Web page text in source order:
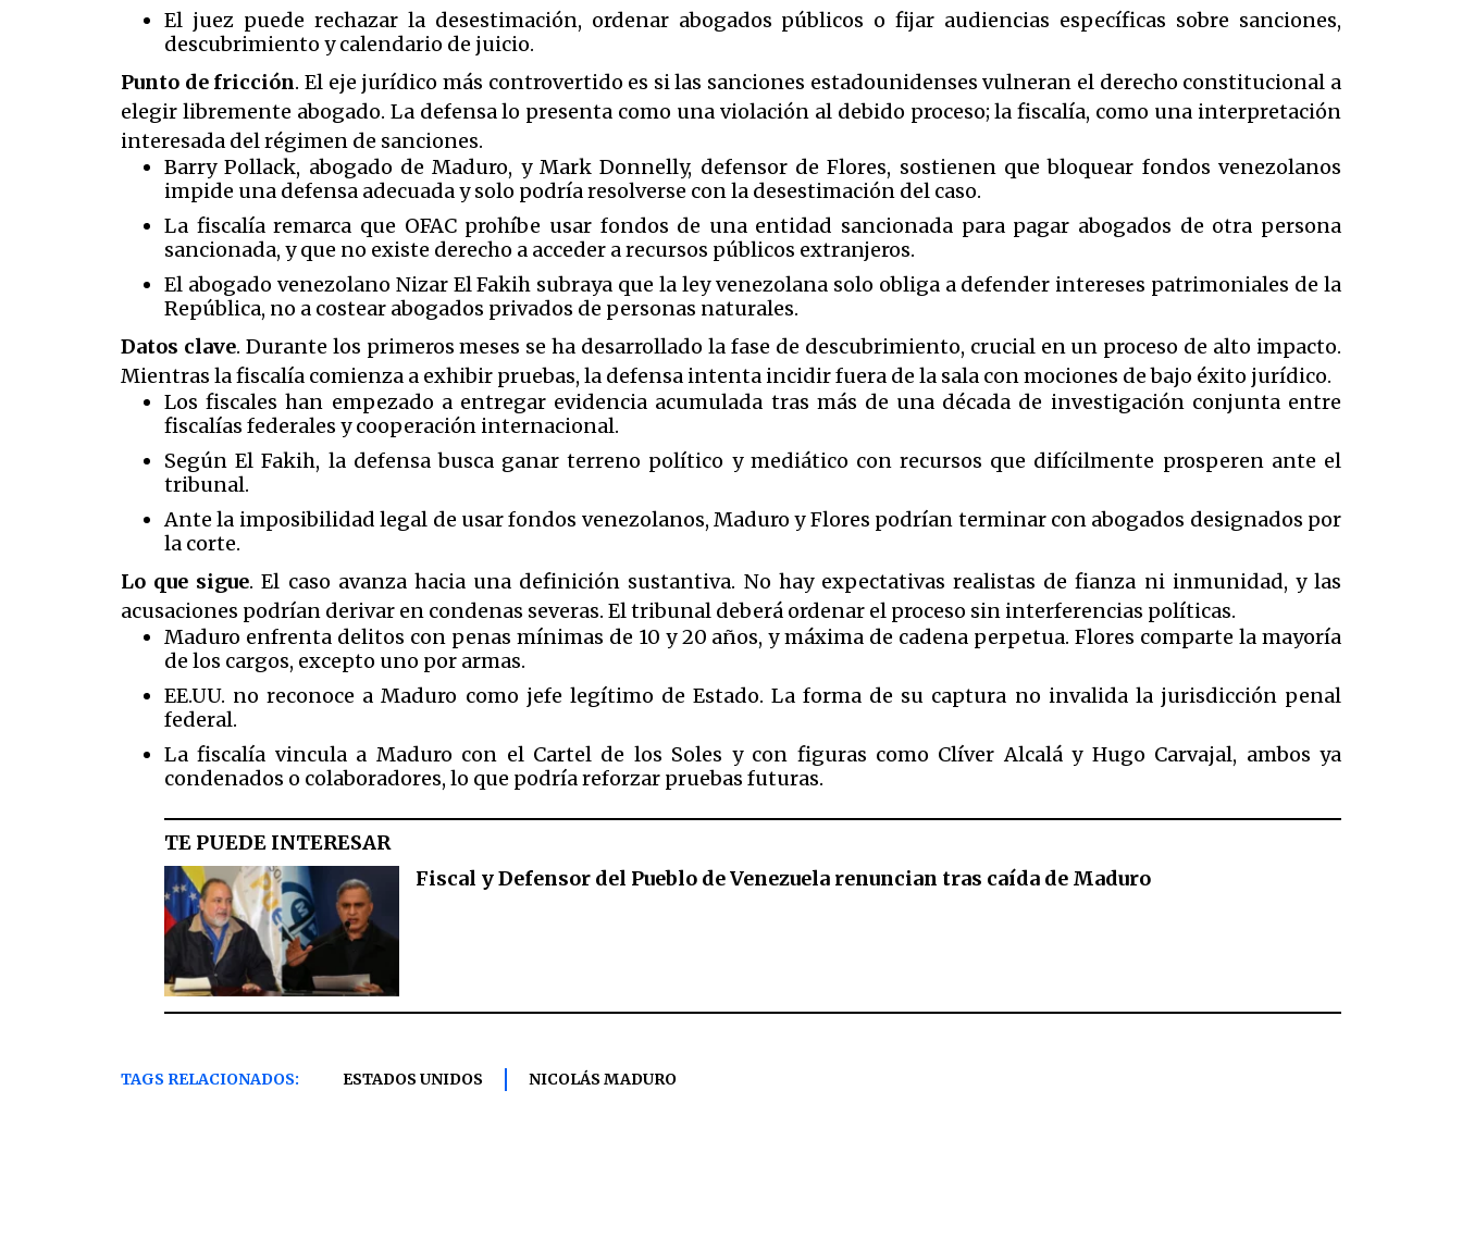
El juez puede rechazar la desestimación, ordenar abogados públicos o fijar audiencias específicas sobre sanciones,
descubrimiento y calendario de juicio.
Punto de fricción. El eje jurídico más controvertido es si las sanciones estadounidenses vulneran el derecho constitucional a
elegir libremente abogado. La defensa lo presenta como una violación al debido proceso; la fiscalía, como una interpretación
interesada del régimen de sanciones.
Barry Pollack, abogado de Maduro, y Mark Donnelly, defensor de Flores, sostienen que bloquear fondos venezolanos
impide una defensa adecuada y solo podría resolverse con la desestimación del caso.
La fiscalía remarca que OFAC prohíbe usar fondos de una entidad sancionada para pagar abogados de otra persona
sancionada, y que no existe derecho a acceder a recursos públicos extranjeros.
El abogado venezolano Nizar El Fakih subraya que la ley venezolana solo obliga a defender intereses patrimoniales de la
República, no a costear abogados privados de personas naturales.
Datos clave. Durante los primeros meses se ha desarrollado la fase de descubrimiento, crucial en un proceso de alto impacto.
Mientras la fiscalía comienza a exhibir pruebas, la defensa intenta incidir fuera de la sala con mociones de bajo éxito jurídico.
Los fiscales han empezado a entregar evidencia acumulada tras más de una década de investigación conjunta entre
fiscalías federales y cooperación internacional.
Según El Fakih, la defensa busca ganar terreno político y mediático con recursos que difícilmente prosperen ante el
tribunal.
Ante la imposibilidad legal de usar fondos venezolanos, Maduro y Flores podrían terminar con abogados designados por
la corte.
Lo que sigue. El caso avanza hacia una definición sustantiva. No hay expectativas realistas de fianza ni inmunidad, y las
acusaciones podrían derivar en condenas severas. El tribunal deberá ordenar el proceso sin interferencias políticas.
Maduro enfrenta delitos con penas mínimas de 10 y 20 años, y máxima de cadena perpetua. Flores comparte la mayoría
de los cargos, excepto uno por armas.
EE.UU. no reconoce a Maduro como jefe legítimo de Estado. La forma de su captura no invalida la jurisdicción penal
federal.
La fiscalía vincula a Maduro con el Cartel de los Soles y con figuras como Clíver Alcalá y Hugo Carvajal, ambos ya
condenados o colaboradores, lo que podría reforzar pruebas futuras.
TE PUEDE INTERESAR
Fiscal y Defensor del Pueblo de Venezuela renuncian tras caída de Maduro
TAGS RELACIONADOS: ESTADOS UNIDOS NICOLÁS MADURO